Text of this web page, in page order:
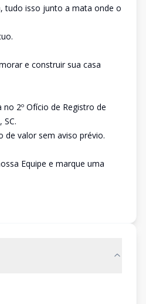
tudo isso junto a mata onde o
e construir sua casa
2º Ofício de Registro de
SC.
valor sem aviso prévio.
Equipe e marque uma